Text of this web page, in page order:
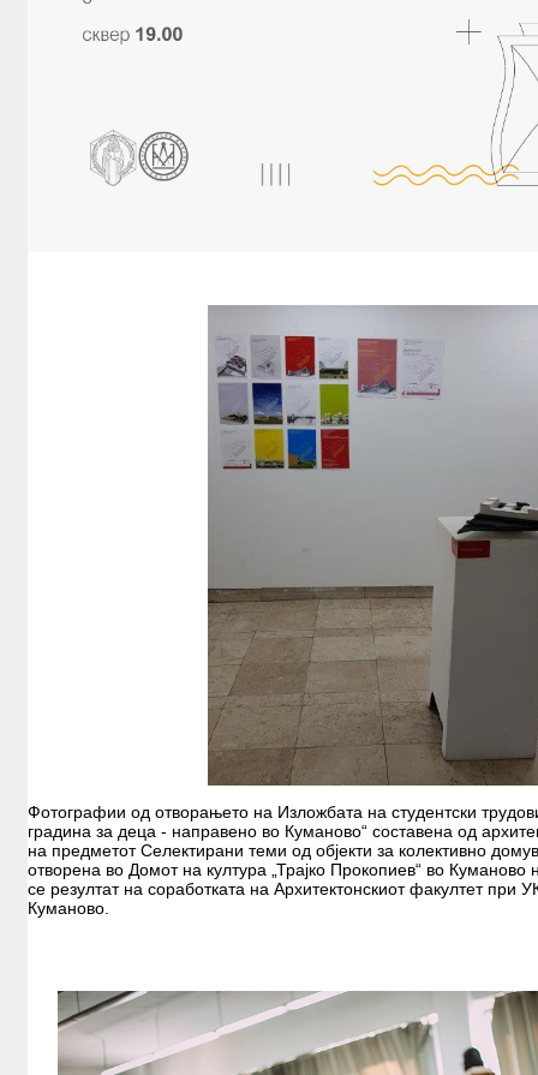
Фотографии од отворањето на Изложбата на студентски
градина за деца - направено во Куманово“ составена од
на предметот Селектирани теми од објекти за колективно
отворена во Домот на култура „Трајко Прокопиев“ во
се резултат на соработката на Архитектонскиот факултет
Куманово.